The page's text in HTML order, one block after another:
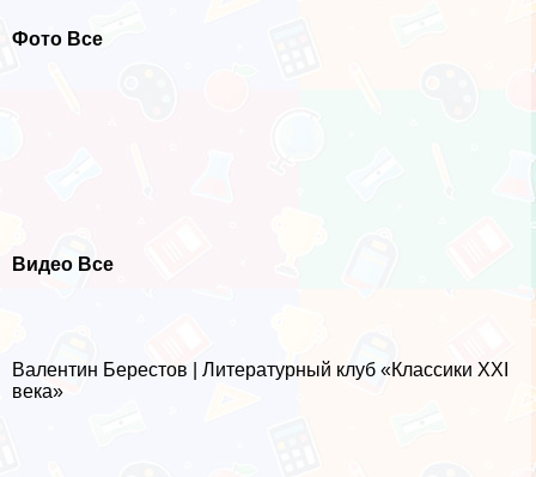
Фото Все
Видео Все
Валентин Берестов | Литературный клуб «Классики XXI
века»